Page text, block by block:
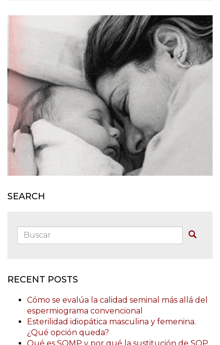
SEARCH
Buscar:
RECENT POSTS
Cómo se evalúa la calidad seminal más allá del
espermiograma convencional
Esterilidad idiopática masculina y femenina.
¿Qué opción queda?